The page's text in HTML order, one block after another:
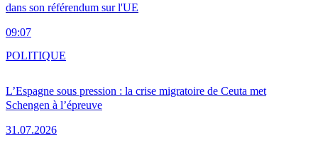
dans son référendum sur l'UE
09:07
L’Espagne sous pression : la crise migratoire de Ceuta met
Schengen à l’épreuve
31.07.2026
POLITIQUE